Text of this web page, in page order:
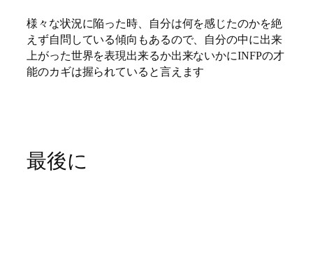
様々な状況に陥った時、自分は何を感じたのかを絶
えず自問している傾向もあるので、自分の中に出来
上がった世界を表現出来るか出来ないかにINFPの才
能のカギは握られていると言えます
最後に